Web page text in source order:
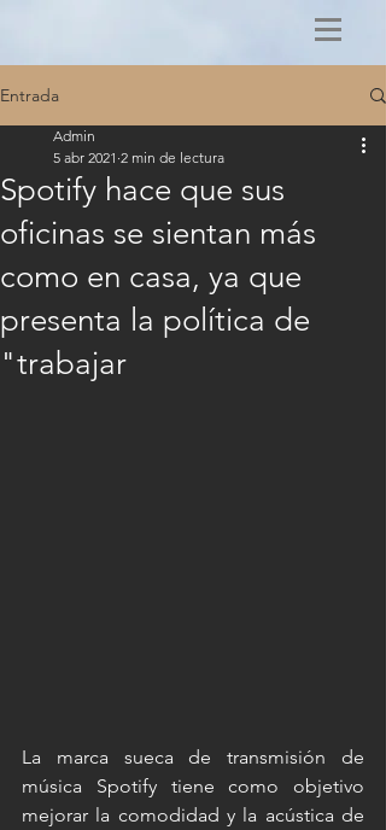
Entrada
Spotify hace que sus
oficinas se sientan más
como en casa, ya que
presenta la política de
"trabajar
Admin
5 abr 2021 2 min de lectura
La marca sueca de transmisión de
música Spotify tiene como objetivo
mejorar la comodidad y la acústica de